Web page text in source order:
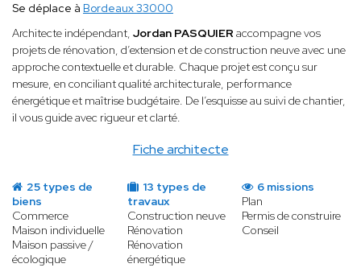
Fiche architecte
Se déplace à Bordeaux 33000
Architecte indépendant, Jordan PASQUIER accompagne vos
projets de rénovation, d’extension et de construction neuve avec une
approche contextuelle et durable. Chaque projet est conçu sur
mesure, en conciliant qualité architecturale, performance
énergétique et maîtrise budgétaire. De l’esquisse au suivi de chantier,
il vous guide avec rigueur et clarté.
25 types de
biens
Commerce
Maison individuelle
Maison passive /
écologique
13 types de
travaux
Construction neuve
Rénovation
Rénovation
énergétique
6 missions
Plan
Permis de construire
Conseil